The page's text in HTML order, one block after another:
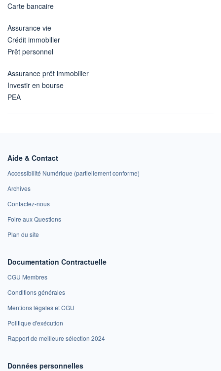
Carte bancaire
Assurance vie
Crédit immobilier
Prêt personnel
Assurance prêt immobilier
Investir en bourse
PEA
Aide & Contact
Accessibilité Numérique (partiellement conforme)
Archives
Contactez-nous
Foire aux Questions
Plan du site
Documentation Contractuelle
CGU Membres
Conditions générales
Mentions légales et CGU
Politique d'exécution
Rapport de meilleure sélection 2024
Données personnelles